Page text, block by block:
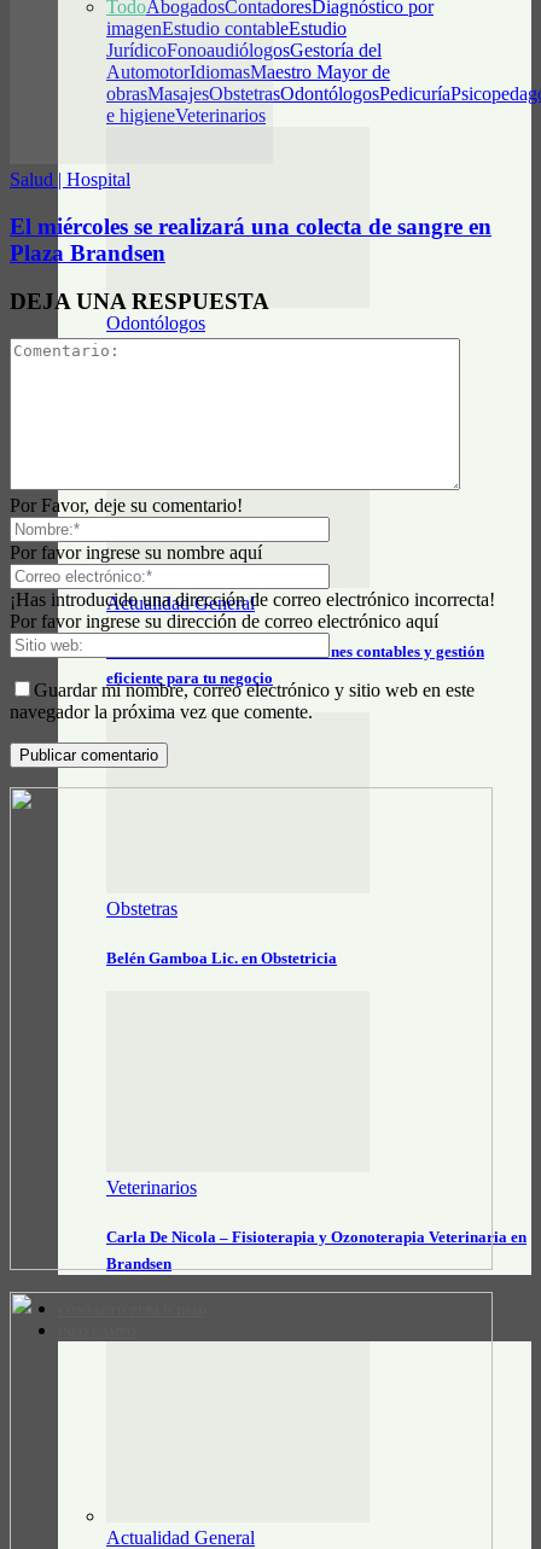
TodoAbogadosContadoresDiagnóstico por
imagenEstudio contableEstudio
JurídicoFonoaudiólogosGestoría del
AutomotorIdiomasMaestro Mayor de
obrasMasajesObstetrasOdontólogosPedicuría
e higieneVeterinarios
Odontólogos
Actualidad General
Marcelo Bravo Zamora: Soluciones contables y gestión
eficiente para tu negocio
Obstetras
Belén Gamboa Lic. en Obstetricia
Veterinarios
Carla De Nicola – Fisioterapia y Ozonoterapia Veterinaria en
Brandsen
Actualidad General
Salud | Hospital
El miércoles se realizará una colecta de sangre en
Plaza Brandsen
DEJA UNA RESPUESTA
Por Favor, deje su comentario!
Por favor ingrese su nombre aquí
¡Has introducido una dirección de correo electrónico incorrecta!
Por favor ingrese su dirección de correo electrónico aquí
Guardar mi nombre, correo electrónico y sitio web en este
navegador la próxima vez que comente.